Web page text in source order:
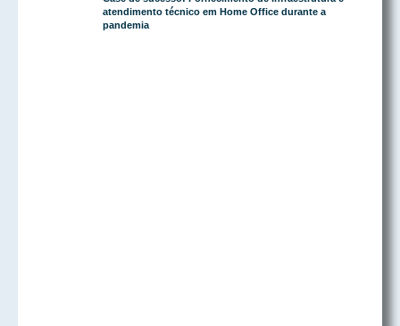
atendimento técnico em Home Office durante a
pandemia